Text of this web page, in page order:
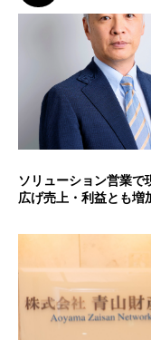
ソリューション営業で
広げ売上・利益とも増